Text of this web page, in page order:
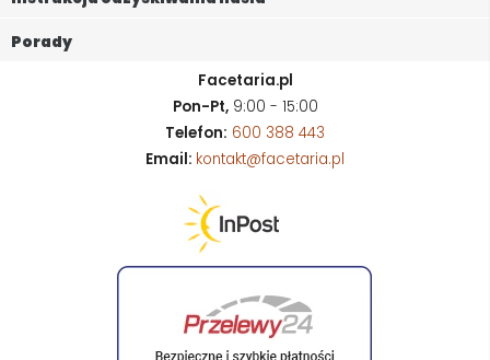
Porady
Facetaria.pl
Pon-Pt,9:00 - 15:00
Telefon: 600 388 443
Email: kontakt@facetaria.pl